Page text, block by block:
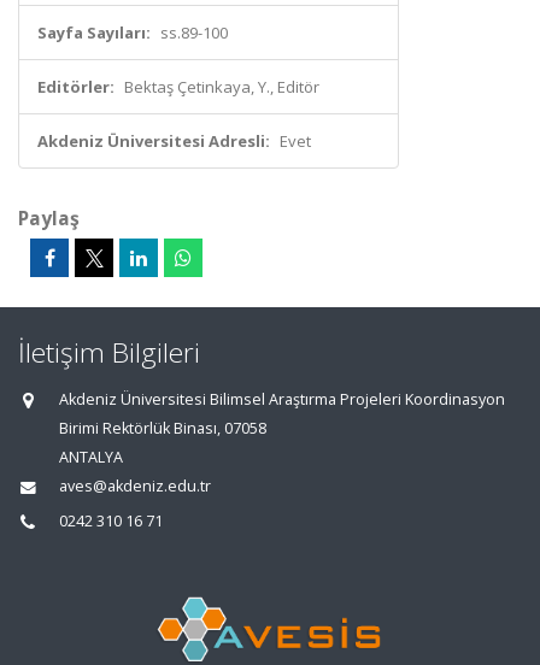
Sayfa Sayıları: ss.89-100
Editörler: Bektaş Çetinkaya, Y., Editör
Akdeniz Üniversitesi Adresli: Evet
Paylaş
İletişim Bilgileri
Akdeniz Üniversitesi Bilimsel Araştırma Projeleri Koordinasyon
Birimi Rektörlük Binası, 07058
ANTALYA
aves@akdeniz.edu.tr
0242 310 16 71